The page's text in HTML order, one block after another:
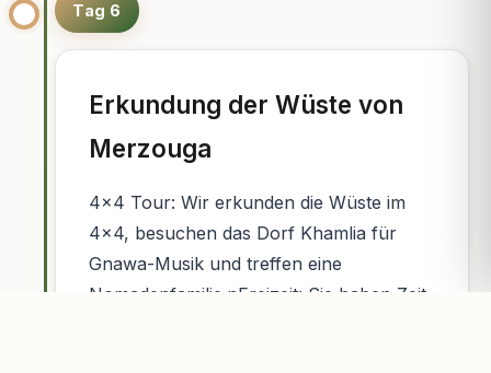
Tag 6
Erkundung der Wüste von
Merzouga
4x4 Tour: Wir erkunden die Wüste im
4x4, besuchen das Dorf Khamlia für
Gnawa-Musik und treffen eine
Nomadenfamilie.nFreizeit: Sie haben Zeit